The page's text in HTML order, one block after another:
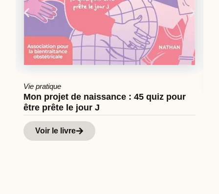
Vie pratique
Mon projet de naissance : 45 quiz pour
être prête le jour J
Voir le livre